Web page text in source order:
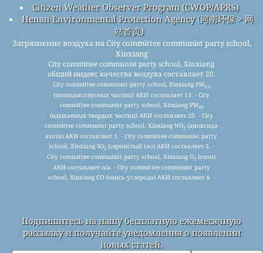
Citizen Weather Observer Program (CWOP/APRS)
Henan Environmental Protection Agency (河南环保 > 网
站首页)
Загрязнение воздуха на City committee communist party school,
Xinxiang
City committee communist party school, Xinxiang
общий индекс качества воздуха составляет 20.
City committee communist party school, Xinxiang PM2.5
(тонкодисперсных частиц) АКИ составляет 13. - City
committee communist party school, Xinxiang PM10
(вдыхаемых твердых частиц) АКИ составляет 20. - City
committee communist party school, Xinxiang NO2 (диоксида
азота) АКИ составляет 1. - City committee communist party
school, Xinxiang SO2(сернистый газ) АКИ составляет 2. -
City committee communist party school, Xinxiang O3 (озон)
АКИ составляет n/a. - City committee communist party
school, Xinxiang CO (окись углерода) АКИ составляет 4. -
Подпишитесь на нашу бесплатную ежемесячную
рассылку и получайте уведомления о появлении
новых статей.